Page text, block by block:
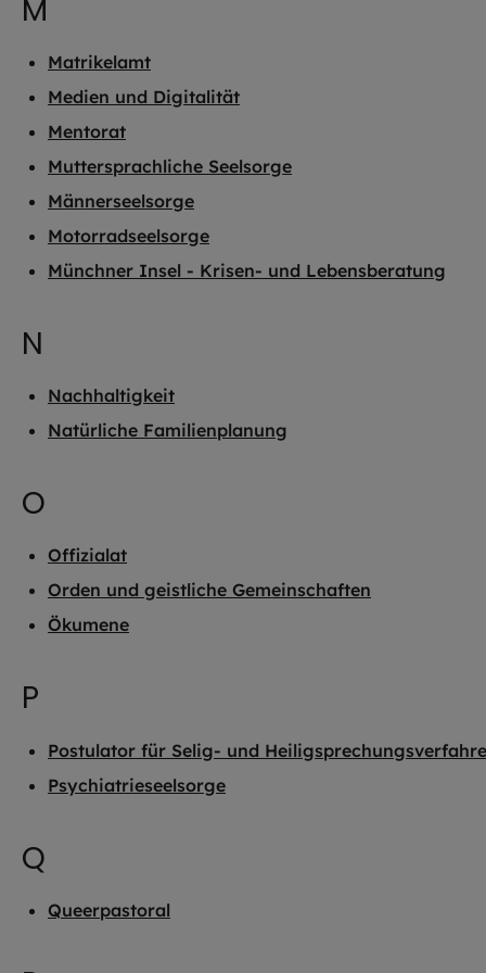
M
Matrikelamt
Medien und Digitalität
Mentorat
Muttersprachliche Seelsorge
Männerseelsorge
Motorradseelsorge
Münchner Insel - Krisen- und Lebensberatung
N
Nachhaltigkeit
Natürliche Familienplanung
O
Offizialat
Orden und geistliche Gemeinschaften
Ökumene
P
Postulator für Selig- und
Psychiatrieseelsorge
Q
Queerpastoral